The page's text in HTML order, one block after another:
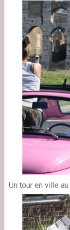
Un tour en ville